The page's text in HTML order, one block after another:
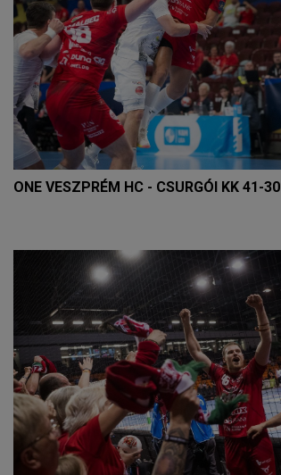
ONE VESZPRÉM HC - CSURGÓI KK 41-30